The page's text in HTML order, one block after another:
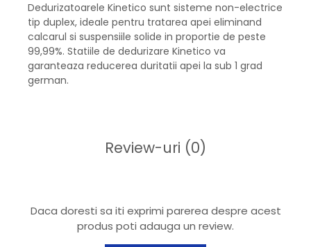
Dedurizatoarele Kinetico sunt sisteme non-electrice
tip duplex, ideale pentru tratarea apei eliminand
calcarul si suspensiile solide in proportie de peste
99,99%. Statiile de dedurizare Kinetico va
garanteaza reducerea duritatii apei la sub 1 grad
german.
Review-uri (0)
Daca doresti sa iti exprimi parerea despre acest
produs poti adauga un review.